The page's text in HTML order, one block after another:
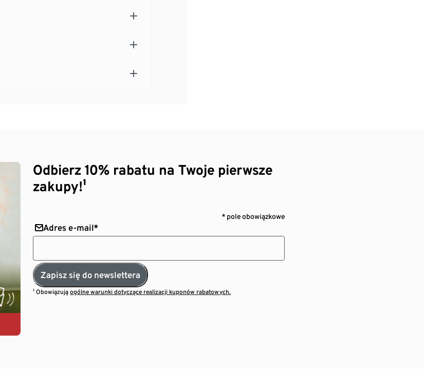
Odbierz 10% rabatu na Twoje pierwsze
zakupy!¹
* pole obowiązkowe
Adres e-mail*
Zapisz się do newslettera
¹ Obowiązująogólne warunki dotyczące realizacji kuponów rabatowych.